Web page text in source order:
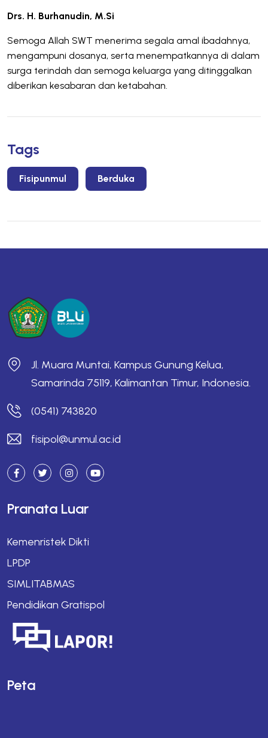
Drs. H. Burhanudin, M.Si
Semoga Allah SWT menerima segala amal ibadahnya,
mengampuni dosanya, serta menempatkannya di dalam
surga terindah dan semoga keluarga yang ditinggalkan
diberikan kesabaran dan ketabahan.
Tags
Fisipunmul Berduka
Jl. Muara Muntai, Kampus Gunung Kelua,
Samarinda 75119, Kalimantan Timur, Indonesia.
(0541) 743820
fisipol@unmul.ac.id
Pranata Luar
Kemenristek Dikti
LPDP
SIMLITABMAS
Pendidikan Gratispol
Peta